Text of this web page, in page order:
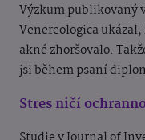
Výzkum publikovaný
Venereologica
akné zhoršovalo.
jsi během psaní
Stres ničí